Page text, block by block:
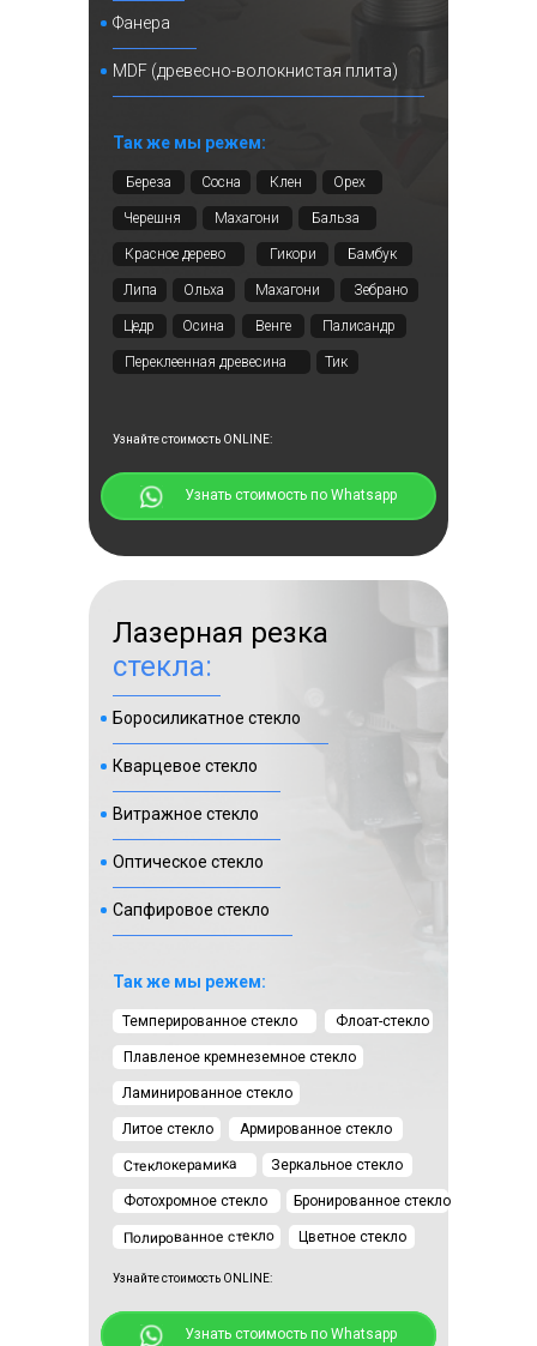
⠀⠀⠀⠀Узнать стоимость по Whatsapp
Узнайте стоимость ONLINE:
⠀⠀⠀⠀Узнать стоимость по Whatsapp
Узнайте стоимость ONLINE:
Лазерная резка
стекла:
Фанера
MDF (древесно-волокнистая плита)
Боросиликатное стекло
Кварцевое стекло
Витражное стекло
Оптическое стекло
Сапфировое стекло
Береза Сосна Клен Орех
Черешня Махагони Бальза
Махагони
Красное дерево
Тик
Гикори
Липа Ольха
Так же мы режем:
Так же мы режем:
Темперированное стекло
Цветное стекло
Бронированное стекло
Плавленое кремнеземное стекло
Флоат-стекло
Полированное стекло
Ламинированное стекло
Зеркальное стекло
Литое стекло
Цедр Осина Палисандр
Зебрано
Бамбук
Венге
Переклеенная древесина
Фотохромное стекло
Армированное стекло
Стеклокерамика
фигуры для декора
+5 фото
Московская обл.,
деревня Пуршево
г. Москва, Крылатские
холмы, д. 12
узоры из
картона